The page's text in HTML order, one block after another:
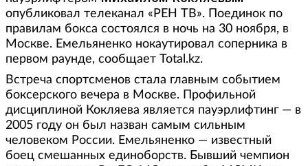
опубликовал телеканал «РЕН ТВ». Поединок по
правилам бокса состоялся в ночь на 30 ноября, в
Москве. Емельяненко нокаутировал соперника в
первом раунде, сообщает Total.kz.
Встреча спортсменов стала главным событием
боксерского вечера в Москве. Профильной
дисциплиной Кокляева является пауэрлифтинг — в
2005 году он был назван самым сильным
человеком России. Емельяненко — известный
боец смешанных единоборств. Бывший чемпион